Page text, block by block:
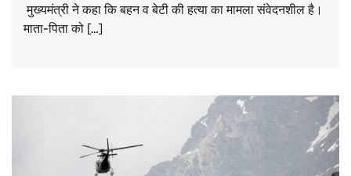
मुख्यमंत्री ने कहा कि बहन व बेटी की हत्या का मामला संवेदनशील है।
माता-पिता को […]